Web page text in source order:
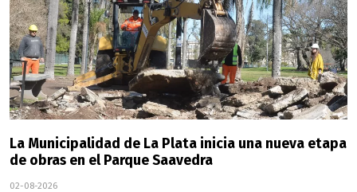
La Municipalidad de La Plata inicia una nueva etapa
de obras en el Parque Saavedra
02-08-2026